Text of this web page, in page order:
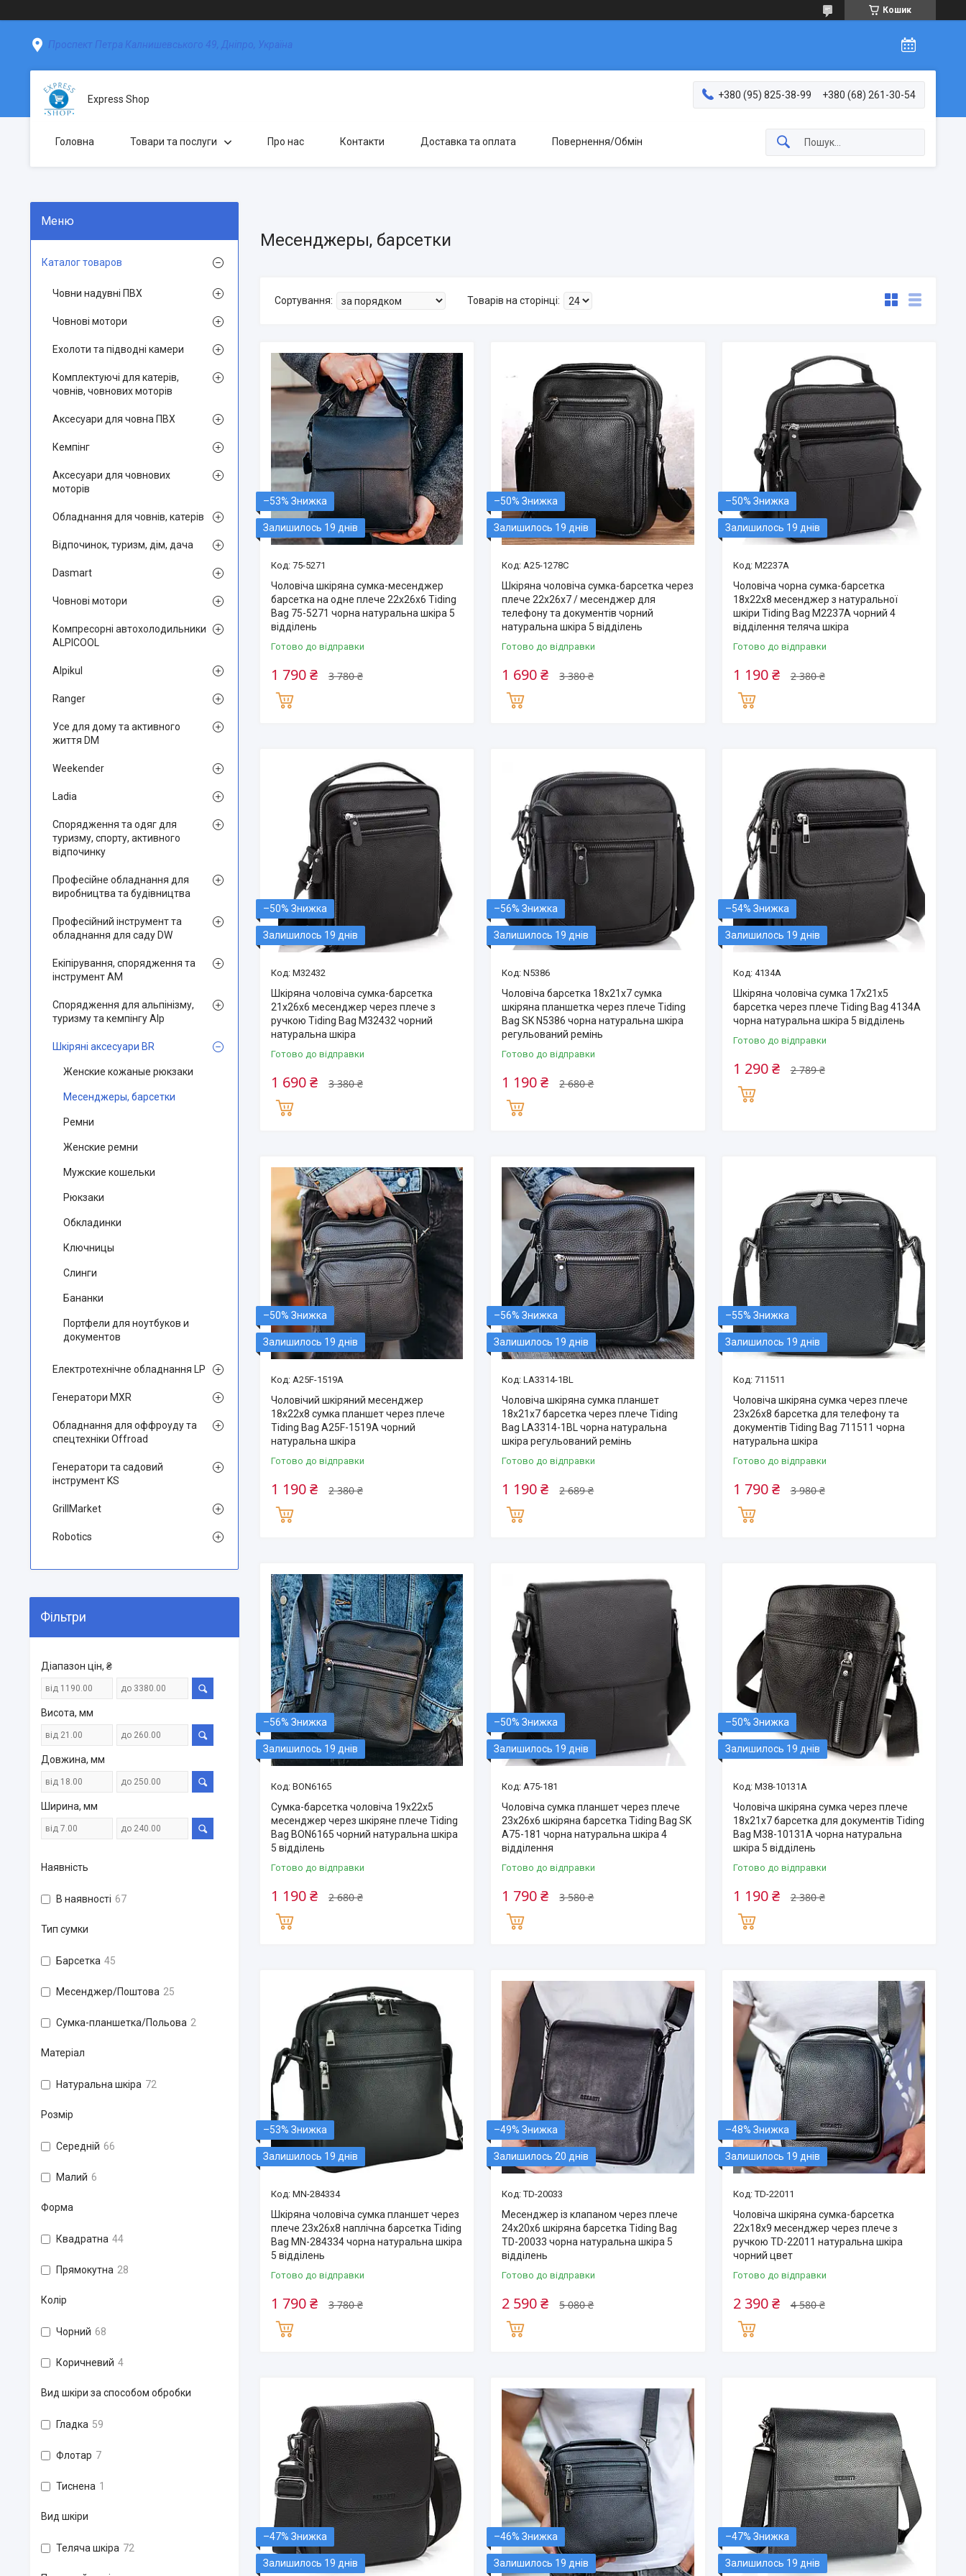
Кошик
Проспект Петра Калнишевського 49, Дніпро, Україна
Express Shop +380 (95) 825-38-99 +380 (68) 261-30-54
Головна Товари та послуги Про нас Контакти Доставка та оплата Повернення/Обмін
Месенджеры, барсетки
–53%
Залишилось 19 днів
75-5271
Чоловіча шкіряна сумка-месенджер
барсетка на одне плече 22x26x6 Tiding
Bag 75-5271 чорна натуральна шкіра 5
відділень
Готово до відправки
3 780 ₴
1 790 ₴
–50%
Залишилось 19 днів
A25-1278C
Шкіряна чоловіча сумка-барсетка через
плече 22х26х7 / месенджер для
телефону та документів чорний
натуральна шкіра 5 відділень
Готово до відправки
3 380 ₴
1 690 ₴
–50%
Залишилось 19 днів
M2237A
Чоловіча чорна сумка-барсетка
18x22x8 месенджер з натуральної
шкіри Tiding Bag M2237A чорний 4
відділення теляча шкіра
Готово до відправки
2 380 ₴
1 190 ₴
–50%
Залишилось 19 днів
M32432
Шкіряна чоловіча сумка-барсетка
21х26х6 месенджер через плече з
ручкою Tiding Bag M32432 чорний
натуральна шкіра
Готово до відправки
3 380 ₴
1 690 ₴
–56%
Залишилось 19 днів
N5386
Чоловіча барсетка 18х21х7 сумка
шкіряна планшетка через плече Tiding
Bag SK N5386 чорна натуральна шкіра
регульований ремінь
Готово до відправки
2 680 ₴
1 190 ₴
–54%
Залишилось 19 днів
4134A
Шкіряна чоловіча сумка 17х21х5
барсетка через плече Tiding Bag 4134A
чорна натуральна шкіра 5 відділень
Готово до відправки
2 789 ₴
1 290 ₴
–50%
Залишилось 19 днів
A25F-1519A
Чоловічий шкіряний месенджер
18x22x8 сумка планшет через плече
Tiding Bag A25F-1519A чорний
натуральна шкіра
Готово до відправки
2 380 ₴
1 190 ₴
–56%
Залишилось 19 днів
LA3314-1BL
Чоловіча шкіряна сумка планшет
18х21х7 барсетка через плече Tiding
Bag LA3314-1BL чорна натуральна
шкіра регульований ремінь
Готово до відправки
2 689 ₴
1 190 ₴
–55%
Залишилось 19 днів
711511
Чоловіча шкіряна сумка через плече
23х26х8 барсетка для телефону та
документів Tiding Bag 711511 чорна
натуральна шкіра
Готово до відправки
3 980 ₴
1 790 ₴
–56%
Залишилось 19 днів
BON6165
Сумка-барсетка чоловіча 19х22х5
месенджер через шкіряне плече Tiding
Bag BON6165 чорний натуральна шкіра
5 відділень
Готово до відправки
2 680 ₴
1 190 ₴
–50%
Залишилось 19 днів
A75-181
Чоловіча сумка планшет через плече
23х26х6 шкіряна барсетка Tiding Bag SK
A75-181 чорна натуральна шкіра 4
відділення
Готово до відправки
3 580 ₴
1 790 ₴
–50%
Залишилось 19 днів
M38-10131A
Чоловіча шкіряна сумка через плече
18х21х7 барсетка для документів Tiding
Bag M38-10131A чорна натуральна
шкіра 5 відділень
Готово до відправки
2 380 ₴
1 190 ₴
–53%
Залишилось 19 днів
MN-284334
Шкіряна чоловіча сумка планшет через
плече 23х26х8 наплічна барсетка Tiding
Bag MN-284334 чорна натуральна шкіра
5 відділень
Готово до відправки
3 780 ₴
1 790 ₴
–49%
Залишилось 20 днів
TD-20033
Месенджер із клапаном через плече
24х20х6 шкіряна барсетка Tiding Bag
TD-20033 чорна натуральна шкіра 5
відділень
Готово до відправки
5 080 ₴
2 590 ₴
–48%
Залишилось 19 днів
TD-22011
Чоловіча шкіряна сумка-барсетка
22х18х9 месенджер через плече з
ручкою TD-22011 натуральна шкіра
чорний цвет
Готово до відправки
4 580 ₴
2 390 ₴
–47%
Залишилось 19 днів
–46%
Залишилось 19 днів
–47%
Залишилось 19 днів
Каталог товаров
Човни надувні ПВХ
Човнові мотори
Ехолоти та підводні камери
Комплектуючі для катерів,
човнів, човнових моторів
Аксесуари для човна ПВХ
Кемпінг
Аксесуари для човнових
моторів
Обладнання для човнів, катерів
Відпочинок, туризм, дім, дача
Dasmart
Човнові мотори
Компресорні автохолодильники
ALPICOOL
Alpikul
Ranger
Усе для дому та активного
життя DM
Weekender
Ladia
Спорядження та одяг для
туризму, спорту, активного
відпочинку
Професійне обладнання для
виробництва та будівництва
Професійний інструмент та
обладнання для саду DW
Екіпірування, спорядження та
інструмент AM
Спорядження для альпінізму,
туризму та кемпінгу Alp
Шкіряні аксесуари BR
Женские кожаные рюкзаки
Месенджеры, барсетки
Ремни
Женские ремни
Мужские кошельки
Рюкзаки
Обкладинки
Ключницы
Слинги
Бананки
Портфели для ноутбуков и
документов
Електротехнічне обладнання LP
Генератори MXR
Обладнання для оффроуду та
спецтехніки Offroad
Генератори та садовий
інструмент KS
GrillMarket
Robotics
Фільтри
Діапазон цін, ₴
Висота, мм
Довжина, мм
Ширина, мм
Наявність
В наявності 67
Тип сумки
Барсетка 45
Месенджер/Поштова 25
Сумка-планшетка/Польова 2
Матеріал
Натуральна шкіра 72
Розмір
Середній 66
Малий 6
Форма
Квадратна 44
Прямокутна 28
Колір
Чорний 68
Коричневий 4
Вид шкіри за способом обробки
Гладка 59
Флотар 7
Тиснена 1
Вид шкіри
Теляча шкіра 72